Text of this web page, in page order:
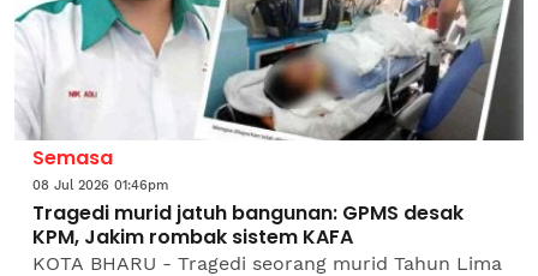
Semasa
08 Jul 2026 01:46pm
Tragedi murid jatuh bangunan: GPMS desak
KPM, Jakim rombak sistem KAFA
KOTA BHARU - Tragedi seorang murid Tahun Lima